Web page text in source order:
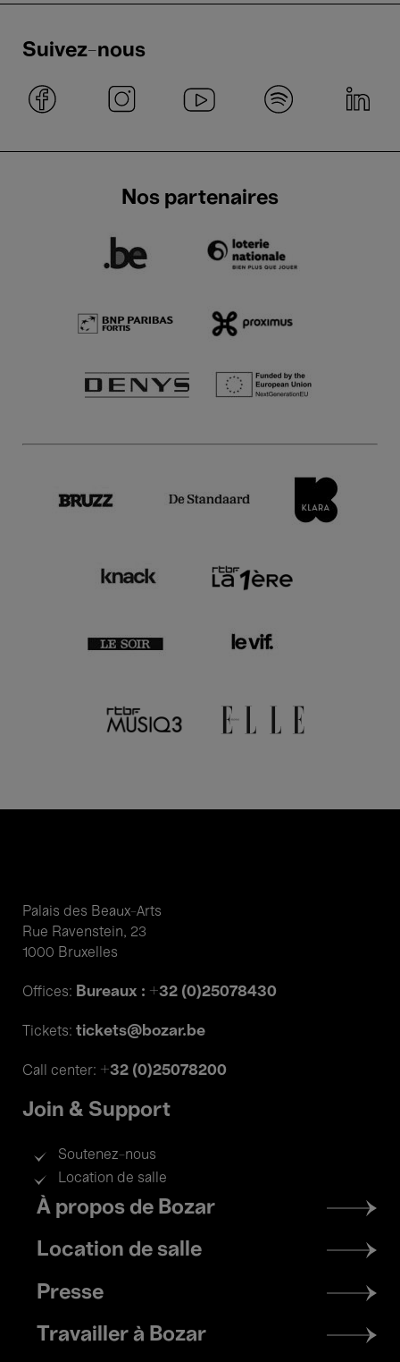
Suivez-nous
Nos partenaires
Palais des Beaux-Arts
Rue Ravenstein, 23
1000 Bruxelles
Offices: Bureaux : +32 (0)25078430
Tickets: tickets@bozar.be
Call center: +32 (0)25078200
Join & Support
Soutenez-nous
Location de salle
Footer
menu
À propos de Bozar
Location de salle
Presse
Travailler à Bozar